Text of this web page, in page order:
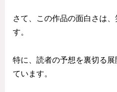
さて、この作品の面白さは
す。
特に、読者の予想を裏切る
ています。